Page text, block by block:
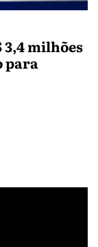
milhões
para